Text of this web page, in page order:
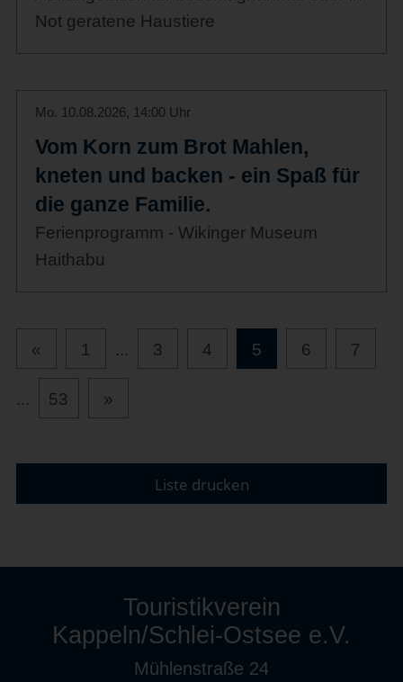
Not geratene Haustiere
Mo. 10.08.2026, 14:00 Uhr
Vom Korn zum Brot Mahlen,
kneten und backen - ein Spaß für
die ganze Familie.
Ferienprogramm - Wikinger Museum
Haithabu
« 1 ... 3 4 5 6 7
... 53 »
Liste drucken
Touristikverein
Kappeln/Schlei-Ostsee e.V.
Mühlenstraße 24